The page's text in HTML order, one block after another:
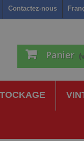
Contactez-nous
Panier